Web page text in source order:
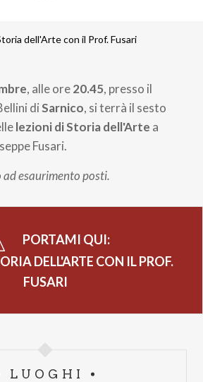
dell'Arte con il Prof. Fusari
, alle ore20.45, presso il
diSarnico, si terrà il sesto
lezioni di Storia dell'Arte a
Fusari.
esaurimento posti.
PORTAMI QUI:
DELL'ARTE CON IL PROF.
FUSARI
LUOGHI